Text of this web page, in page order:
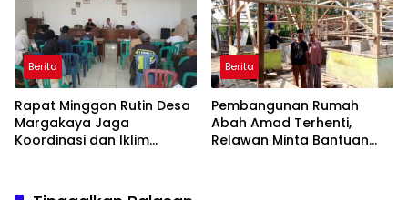
Berita
Rapat Minggon Rutin Desa
Margakaya Jaga
Koordinasi dan Iklim
Berita
Pembangunan Rumah
Abah Amad Terhenti,
Relawan Minta Bantuan